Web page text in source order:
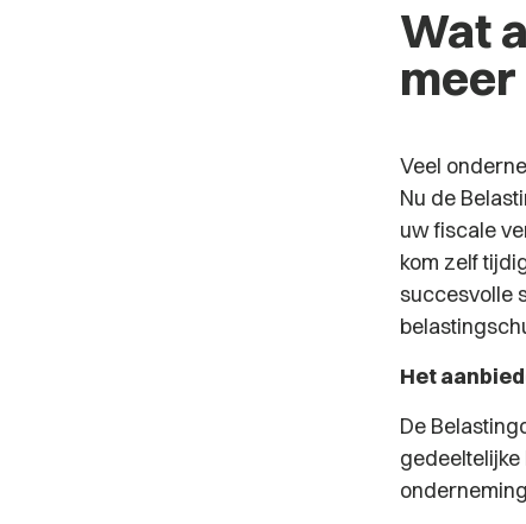
Wat
Veel
Nu de
uw fiscale
kom zelf
succesvolle
Het
De